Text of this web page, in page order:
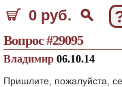
0 руб.
Вопрос #29095
Владимир 06.10.14
Пришлите, пожалуйста,